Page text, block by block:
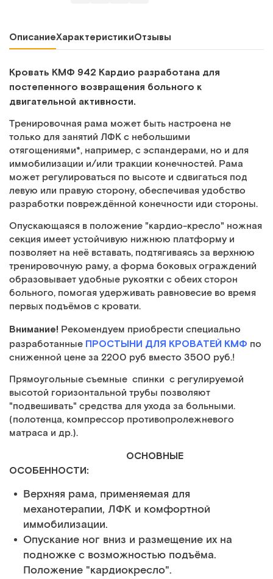
ОписаниеХарактеристикиОтзывы
Кровать КМФ 942 Кардио разработана для
постепенного возвращения больного к
двигательной активности.
Тренировочная рама может быть настроена не
только для занятий ЛФК с небольшими
отягощениями*, например, с эспандерами, но и для
иммобилизации и/или тракции конечностей. Рама
может регулироваться по высоте и сдвигаться под
левую или правую сторону, обеспечивая удобство
разработки повреждённой конечности иди стороны.
Опускающаяся в положение "кардио-кресло" ножная
секция имеет устойчивую нижнюю платформу и
позволяет на неё вставать, подтягиваясь за верхнюю
тренировочную раму, а форма боковых ограждений
образовывает удобные рукоятки с обеих сторон
больного, помогая удерживать равновесие во время
первых подъёмов с кровати.
Внимание! Рекомендуем приобрести специально
разработанные ПРОСТЫНИ ДЛЯ КРОВАТЕЙ КМФ по
сниженной цене за 2200 руб вместо 3500 руб.!
Прямоугольные съемные спинки с регулируемой
высотой горизонтальной трубы позволяют
"подвешивать" средства для ухода за больными.
(полотенца, компрессор противопролежневого
матраса и др.).
ОСНОВНЫЕ
ОСОБЕННОСТИ:
Верхняя рама, применяемая для
механотерапии, ЛФК и комфортной
иммобилизации.
Опускание ног вниз и размещение их на
подножке с возможностью подъёма.
Положение "кардиокресло".